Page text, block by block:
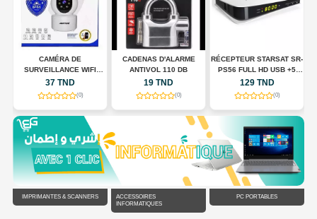
CAMÉRA DE
SURVEILLANCE WIFI
INTELLIGENTE JORTAN
JT-8183HJS
37 TND
(0)
CADENAS D'ALARME
ANTIVOL 110 DB
19 TND
(0)
RÉCEPTEUR STARSAT SR-
PS56 FULL HD USB +5
ABONNMONT
129 TND
(0)
IMPRIMANTES & SCANNERS
ACCESSOIRES
INFORMATIQUES
PC PORTABLES